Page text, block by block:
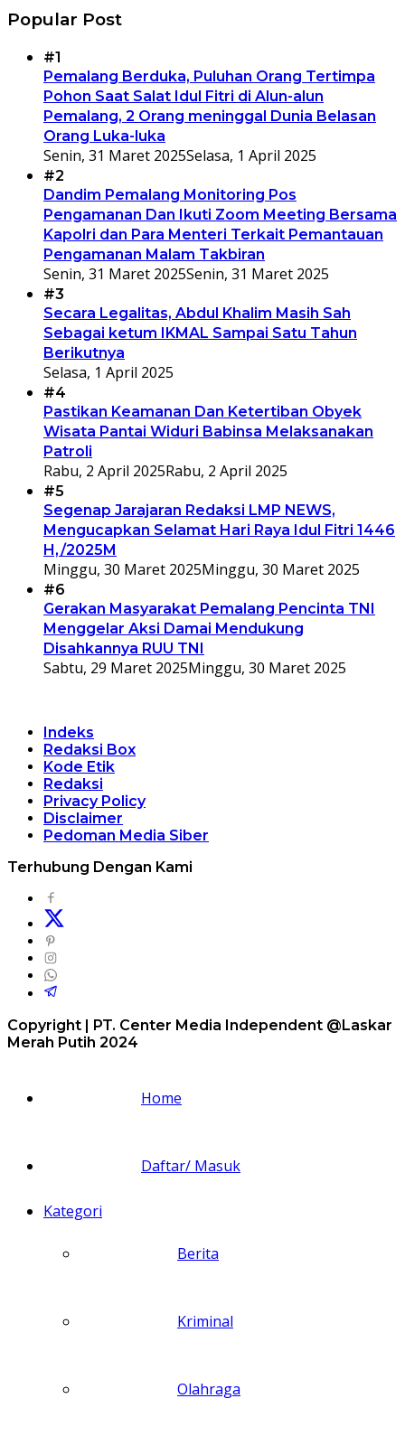
Popular Post
#1
Pemalang Berduka, Puluhan Orang Tertimpa
Pohon Saat Salat Idul Fitri di Alun-alun
Pemalang, 2 Orang meninggal Dunia Belasan
Orang Luka-luka
Senin, 31 Maret 2025Selasa, 1 April 2025
#2
Dandim Pemalang Monitoring Pos
Pengamanan Dan Ikuti Zoom Meeting Bersama
Kapolri dan Para Menteri Terkait Pemantauan
Pengamanan Malam Takbiran
Senin, 31 Maret 2025Senin, 31 Maret 2025
#3
Secara Legalitas, Abdul Khalim Masih Sah
Sebagai ketum IKMAL Sampai Satu Tahun
Berikutnya
Selasa, 1 April 2025
#4
Pastikan Keamanan Dan Ketertiban Obyek
Wisata Pantai Widuri Babinsa Melaksanakan
Patroli
Rabu, 2 April 2025Rabu, 2 April 2025
#5
Segenap Jarajaran Redaksi LMP NEWS,
Mengucapkan Selamat Hari Raya Idul Fitri 1446
H,/2025M
Minggu, 30 Maret 2025Minggu, 30 Maret 2025
#6
Gerakan Masyarakat Pemalang Pencinta TNI
Menggelar Aksi Damai Mendukung
Disahkannya RUU TNI
Sabtu, 29 Maret 2025Minggu, 30 Maret 2025
Indeks
Redaksi Box
Kode Etik
Redaksi
Privacy Policy
Disclaimer
Pedoman Media Siber
Terhubung Dengan Kami
Copyright | PT. Center Media Independent @Laskar
Merah Putih 2024
Home
Daftar/ Masuk
Kategori
Berita
Kriminal
Olahraga